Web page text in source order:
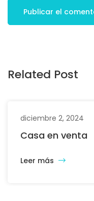
Related Post
diciembre 2, 2024
Casa en venta
Leer más